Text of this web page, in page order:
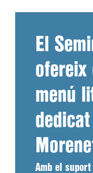
El
ofereix
menú
Amb el